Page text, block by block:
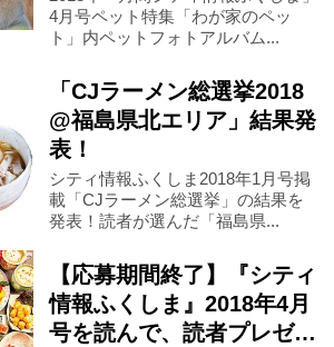
宮城県 川俣町
小野町 石川町
会津若松市 桑折町
栃木県 新潟県
泉崎村 富岡町
4月号ペット特集「わが家のペッ
ト」内ペットフォトアルバム...
「CJラーメン総選挙2018
@福島県北エリア」結果発
表！
シティ情報ふくしま2018年1月号掲
載「CJラーメン総選挙」の結果を
発表！読者が選んだ「福島県...
【応募期間終了】『シティ
情報ふくしま』2018年4月
号を読んで、読者プレゼ…